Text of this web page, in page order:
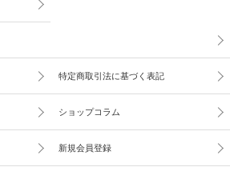
特定商取引法に基づく表記
ショップコラム
新規会員登録